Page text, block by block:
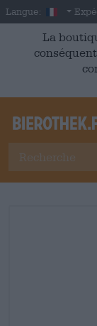
Skip to main content
Langue: French
La